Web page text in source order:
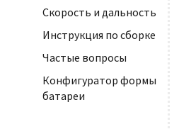
Скорость и дальность
Инструкция по сборке
Частые вопросы
Конфигуратор формы
батареи